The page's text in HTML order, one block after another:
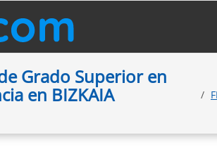
Grado Superior en
en BIZKAIA